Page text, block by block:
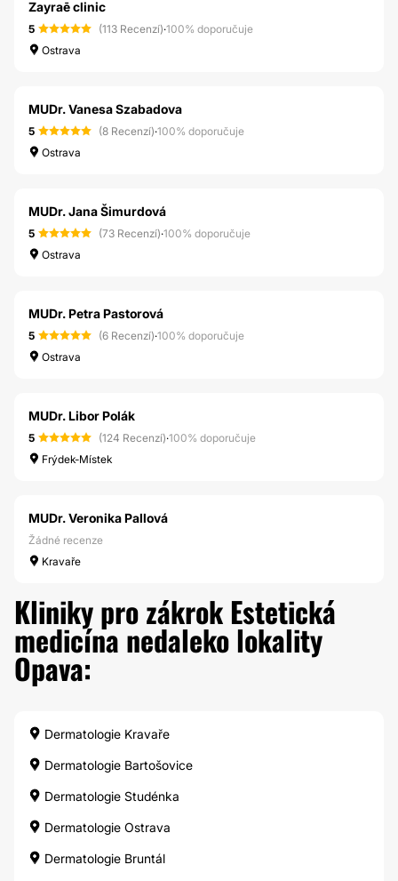
Zayraē clinic
5 (113 Recenzí)·100% doporučuje
Ostrava
MUDr. Vanesa Szabadova
5 (8 Recenzí)·100% doporučuje
Ostrava
MUDr. Jana Šimurdová
5 (73 Recenzí)·100% doporučuje
Ostrava
MUDr. Petra Pastorová
5 (6 Recenzí)·100% doporučuje
Ostrava
MUDr. Libor Polák
5 (124 Recenzí)·100% doporučuje
Frýdek-Místek
MUDr. Veronika Pallová
Žádné recenze
Kravaře
Kliniky pro zákrok Estetická
medicína nedaleko lokality
Opava:
Dermatologie Kravaře
Dermatologie Bartošovice
Dermatologie Studénka
Dermatologie Ostrava
Dermatologie Bruntál